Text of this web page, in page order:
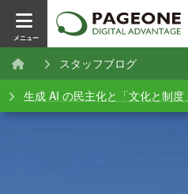
メニュー
スタッフブログ
生成 AI の民主化と「文化と制度」